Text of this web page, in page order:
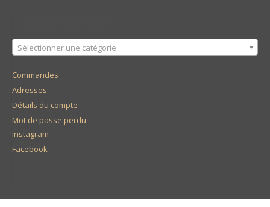
Sélectionner une catégorie
Commandes
Adresses
Détails du compte
Mot de passe perdu
Instagram
Facebook